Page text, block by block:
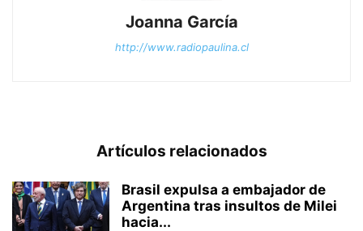
Joanna García
http://www.radiopaulina.cl
Artículos relacionados
Brasil expulsa a embajador de
Argentina tras insultos de Milei
hacia...